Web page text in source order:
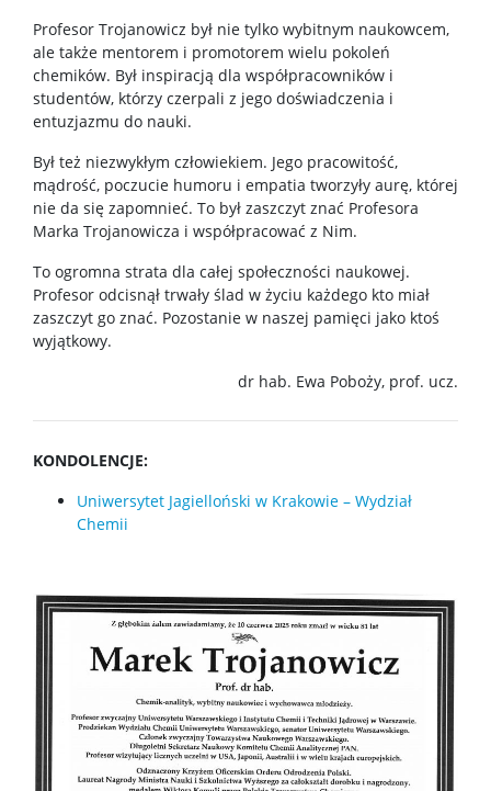
Profesor Trojanowicz był nie tylko wybitnym naukowcem,
ale także mentorem i promotorem wielu pokoleń
chemików. Był inspiracją dla współpracowników i
studentów, którzy czerpali z jego doświadczenia i
entuzjazmu do nauki.
Był też niezwykłym człowiekiem. Jego pracowitość,
mądrość, poczucie humoru i empatia tworzyły aurę, której
nie da się zapomnieć. To był zaszczyt znać Profesora
Marka Trojanowicza i współpracować z Nim.
To ogromna strata dla całej społeczności naukowej.
Profesor odcisnął trwały ślad w życiu każdego kto miał
zaszczyt go znać. Pozostanie w naszej pamięci jako ktoś
wyjątkowy.
dr hab. Ewa Poboży, prof. ucz.
KONDOLENCJE:
Uniwersytet Jagielloński w Krakowie – Wydział
Chemii